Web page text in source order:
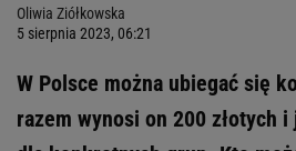
Oliwia Ziółkowska
5 sierpnia 2023, 06:21
W Polsce można ubiegać się
razem wynosi on 200 złotych